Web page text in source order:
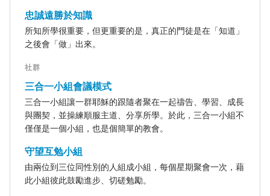
忠誠遠勝於知識
所知所學很重要，但更重要的是，真正的門徒是在「知道」
之後會「做」出來。
社群
三合一小組會議模式
三合一小組讓一群耶穌的跟隨者聚在一起禱告、學習、成長
與團契，並操練順服主道、分享所學。於此，三合一小組不
僅僅是一個小組，也是個簡單的教會。
守望互勉小組
由兩位到三位同性別的人組成小組，每個星期聚會一次，藉
此小組彼此鼓勵進步、切磋勉勵。